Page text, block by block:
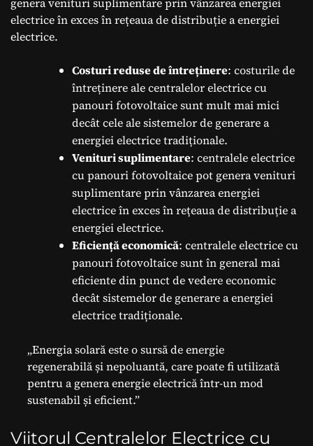
electrice în exces în rețeaua de distribuție a energiei
electrice.
Costuri reduse de întreținere: costurile de
întreținere ale centralelor electrice cu
panouri fotovoltaice sunt mult mai mici
decât cele ale sistemelor de generare a
energiei electrice tradiționale.
Venituri suplimentare: centralele electrice
cu panouri fotovoltaice pot genera venituri
suplimentare prin vânzarea energiei
electrice în exces în rețeaua de distribuție a
energiei electrice.
Eficiență economică: centralele electrice cu
panouri fotovoltaice sunt în general mai
eficiente din punct de vedere economic
decât sistemelor de generare a energiei
electrice tradiționale.
„Energia solară este o sursă de energie
regenerabilă și nepoluantă, care poate fi utilizată
pentru a genera energie electrică într-un mod
sustenabil și eficient.”
Viitorul Centralelor Electrice cu